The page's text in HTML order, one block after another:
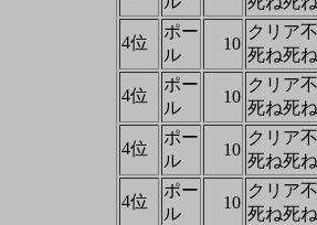
4位
ポー
ル
10
クリア
死ね死
4位
ポー
ル
10
クリア
死ね死
4位
ポー
ル
10
クリア
死ね死
4位
ポー
ル
10
クリア
死ね死